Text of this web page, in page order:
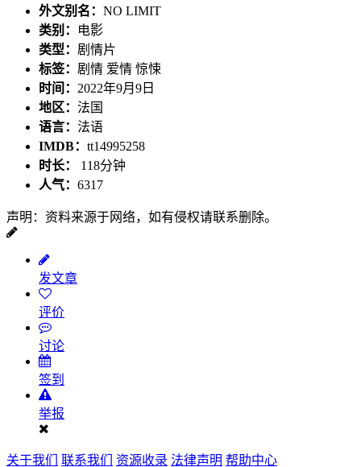
外文别名： NO LIMIT
类别：
电影
类型： 剧情片
标签： 剧情 爱情 惊悚
时间： 2022年9月9日
地区： 法国
语言： 法语
IMDB： tt14995258
时长： 118分钟
人气： 6317
声明：资料来源于网络，如有侵权请联系删除。
发文章
评价
讨论
签到
举报
关于我们 联系我们 资源收录 法律声明 帮助中心